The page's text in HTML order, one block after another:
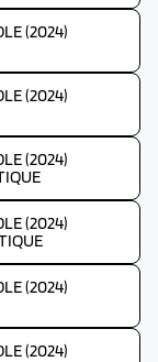
(2024)
(2024)
(2024)
(2024)
(2024)
(2024)